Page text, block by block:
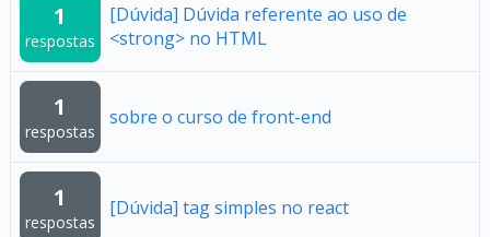
1
respostas
[Dúvida] Dúvida referente ao uso de
<strong> no HTML
1
respostas
sobre o curso de front-end
1
respostas
[Dúvida] tag simples no react